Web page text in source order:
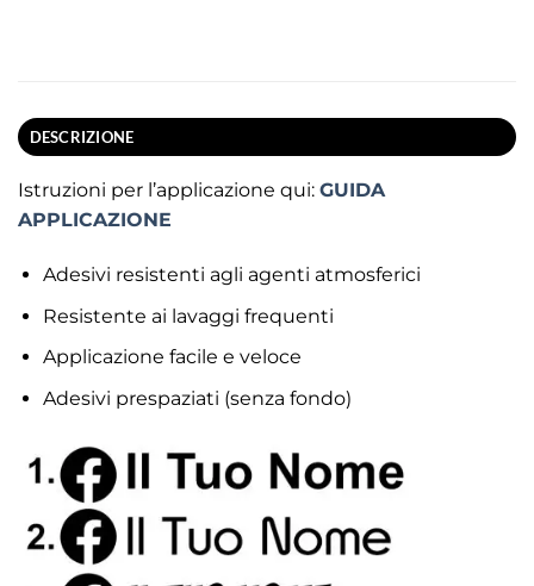
DESCRIZIONE
Istruzioni per l’applicazione qui: GUIDA
APPLICAZIONE
Adesivi resistenti agli agenti atmosferici
Resistente ai lavaggi frequenti
Applicazione facile e veloce
Adesivi prespaziati (senza fondo)